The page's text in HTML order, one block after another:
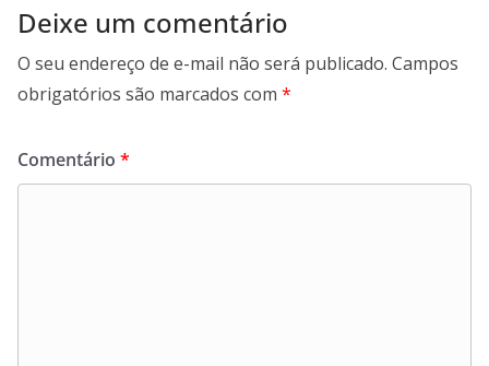
Deixe um comentário
O seu endereço de e-mail não será publicado. Campos
obrigatórios são marcados com *
Comentário *